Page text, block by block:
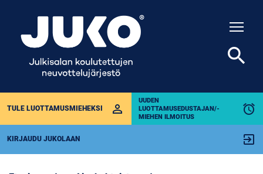
TULE LUOTTAMUSMIEHEKSI perm_identity
UUDEN
LUOTTAMUSEDUSTAJAN/-
MIEHEN ILMOITUS
alarm
KIRJAUDU JUKOLAAN exit_to_app
search